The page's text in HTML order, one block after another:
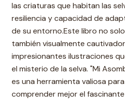
las criaturas que habitan las
resiliencia y capacidad de
de su entorno.Este libro no
también visualmente
impresionantes ilustraciones
el misterio de la selva. "Mi
es una herramienta valiosa
comprender mejor el